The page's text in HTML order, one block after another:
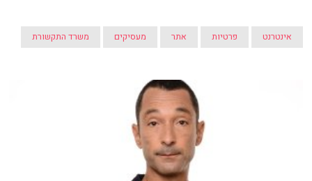
אינטרנט פרטיות אתר מעסיקים משרד התקשורת